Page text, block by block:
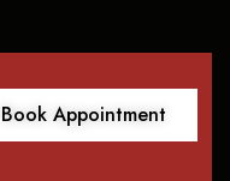
Book Appointment